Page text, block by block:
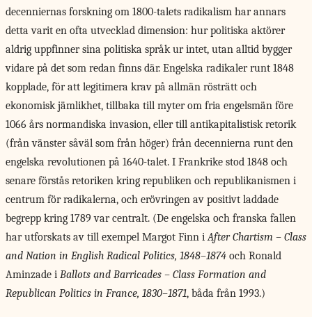
decenniernas forskning om 1800-talets radikalism har annars
detta varit en ofta utvecklad dimension: hur politiska aktörer
aldrig uppfinner sina politiska språk ur intet, utan alltid bygger
vidare på det som redan finns där. Engelska radikaler runt 1848
kopplade, för att legitimera krav på allmän rösträtt och
ekonomisk jämlikhet, tillbaka till myter om fria engelsmän före
1066 års normandiska invasion, eller till antikapitalistisk retorik
(från vänster såväl som från höger) från decennierna runt den
engelska revolutionen på 1640-talet. I Frankrike stod 1848 och
senare förstås retoriken kring republiken och republikanismen i
centrum för radikalerna, och erövringen av positivt laddade
begrepp kring 1789 var centralt. (De engelska och franska fallen
har utforskats av till exempel Margot Finn iAfter Chartism – Class
and Nation in English Radical Politics, 1848–1874 och Ronald
Aminzade i Ballots and Barricades – Class Formation and
Republican Politics in France, 1830–1871, båda från 1993.)